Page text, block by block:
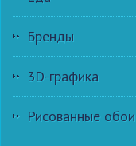
Бренды
3D-графика
Рисованные обои